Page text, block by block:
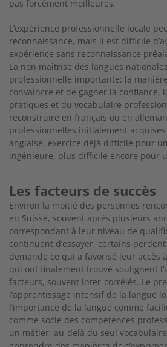
pas forcément meilleures.
L’expérience professionnelle locale
reconnaissance, mais il est difficile
expérience sans reconnaissance
La non maîtrise des langues
professionnelle importante: la
convaincre et de gagner la confiance,
pratiques et du vocabulaire
reconstruire en français ou en
professionnelles initialement
anglaise, exercice déjà difficile pour
ingénieure, plus difficile encore pour
Les facteurs de succès
Environ la moitié des personnes
en Suisse, souvent après plusieurs
correspondant à leur niveau de
continuent d’essayer, certains
demande ce qui a favorisé leur accès
qui ont finalement trouvé soulignent
facteurs, souvent inter-corrélés. Le
l’apprentissage intensif de la langue
l’importance de la langue comme
comme socle des compétences
un métier, au-delà du seul